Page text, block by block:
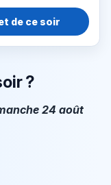
de ce soir
?
24 août